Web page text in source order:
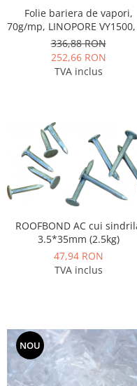
Folie bariera de vapori,
70g/mp, LINOPORE VY1500,
mp
336,88 RON
252,66 RON
TVA inclus
ROOFBOND AC cui
3.5*35mm (2.5kg)
47,94 RON
TVA inclus
NOU